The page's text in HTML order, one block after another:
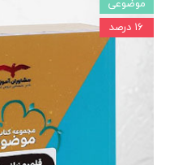
موضوعی
۱۶ درصد